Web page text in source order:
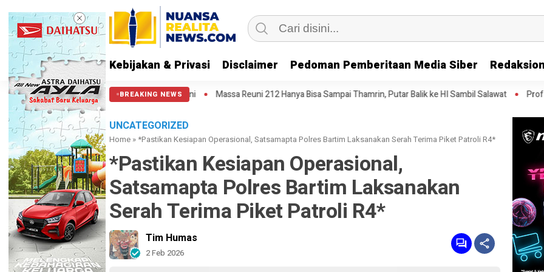
Kebijakan & Privasi Disclaimer Pedoman Pemberitaan Media Siber
BREAKING NEWS
Aparat Punya Hati Nurani Massa Reuni 212 Hanya Bisa Sampai Thamrin, Putar Balik ke HI Sambil Salawat Prof Tjandra: Varian
UNCATEGORIZED
Home » *Pastikan Kesiapan Operasional, Satsamapta Polres Bartim Laksanakan Serah Terima Piket Patroli R4*
*Pastikan Kesiapan Operasional,
Satsamapta Polres Bartim Laksanakan
Serah Terima Piket Patroli R4*
Tim Humas
2 Feb 2026